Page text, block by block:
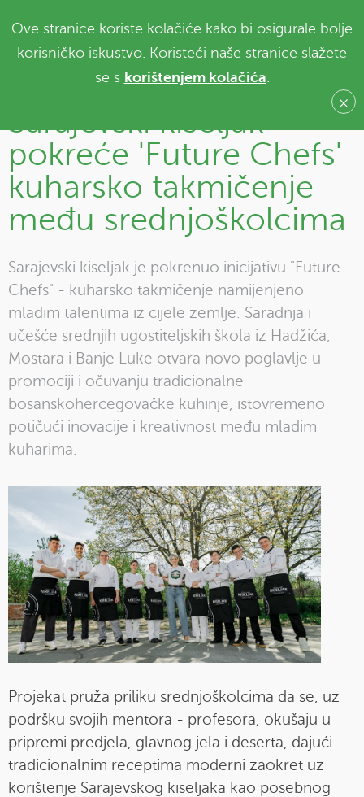
Sarajevski kiseljak
pokreće 'Future Chefs'
kuharsko takmičenje
među srednjoškolcima
Sarajevski kiseljak je pokrenuo inicijativu "Future
Chefs" - kuharsko takmičenje namijenjeno
mladim talentima iz cijele zemlje. Saradnja i
učešće srednjih ugostiteljskih škola iz Hadžića,
Mostara i Banje Luke otvara novo poglavlje u
promociji i očuvanju tradicionalne
bosanskohercegovačke kuhinje, istovremeno
potičući inovacije i kreativnost među mladim
kuharima.
Projekat pruža priliku srednjoškolcima da se, uz
podršku svojih mentora - profesora, okušaju u
pripremi predjela, glavnog jela i deserta, dajući
tradicionalnim receptima moderni zaokret uz
korištenje Sarajevskog kiseljaka kao posebnog
Ove stranice koriste kolačiće kako bi osigurale bolje
korisničko iskustvo. Koristeći naše stranice slažete
se s korištenjem kolačića.